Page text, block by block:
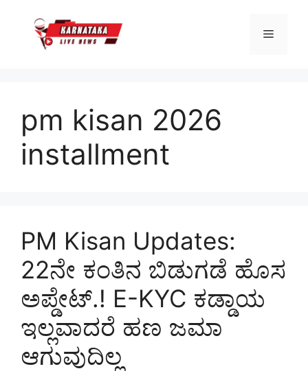
content
Menu
pm kisan 2026
installment
PM Kisan Updates:
22ನೇ ಕಂತಿನ ಬಿಡುಗಡೆ ಹೊಸ
ಅಪ್ಡೇಟ್.! E-KYC ಕಡ್ಡಾಯ
ಇಲ್ಲವಾದರೆ ಹಣ ಜಮಾ
ಆಗುವುದಿಲ್ಲ